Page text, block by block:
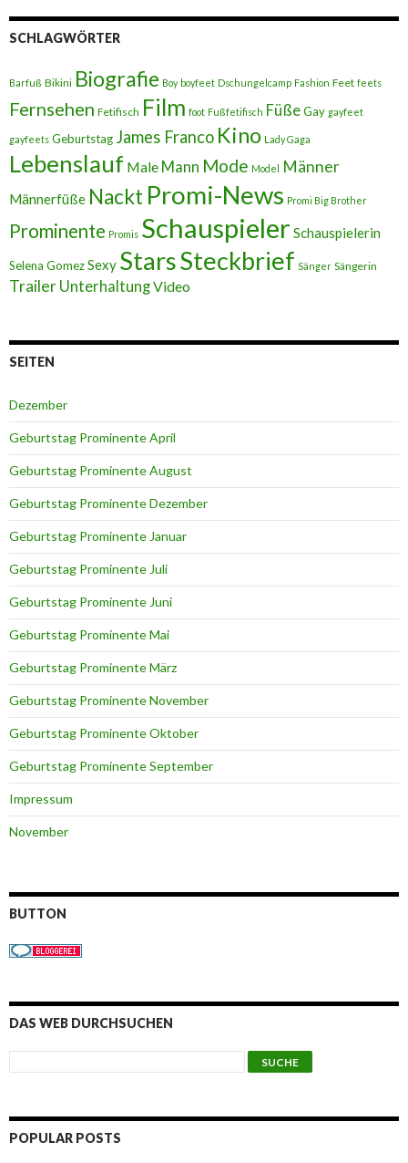
SCHLAGWÖRTER
Barfuß Bikini Biografie Boy boyfeet Dschungelcamp Fashion Feet feets
Fernsehen Fetifisch Film foot Fußfetifisch FüßeGay gayfeet
gayfeets Geburtstag James Franco Kino Lady Gaga
Lebenslauf Male Mann Mode Model Männer
Männerfüße Nackt Promi-News Promi Big Brother
Prominente Promis Schauspieler Schauspielerin
Selena GomezSexy StarsSteckbrief Sänger Sängerin
Trailer UnterhaltungVideo
SEITEN
Dezember
Geburtstag Prominente April
Geburtstag Prominente August
Geburtstag Prominente Dezember
Geburtstag Prominente Januar
Geburtstag Prominente Juli
Geburtstag Prominente Juni
Geburtstag Prominente Mai
Geburtstag Prominente März
Geburtstag Prominente November
Geburtstag Prominente Oktober
Geburtstag Prominente September
Impressum
November
BUTTON
DAS WEB DURCHSUCHEN
POPULAR POSTS